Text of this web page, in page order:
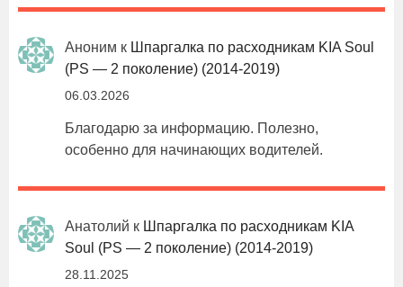
Аноним к Шпаргалка по расходникам KIA Soul
(PS — 2 поколение) (2014-2019)
06.03.2026
Благодарю за информацию. Полезно,
особенно для начинающих водителей.
Анатолий к Шпаргалка по расходникам KIA
Soul (PS — 2 поколение) (2014-2019)
28.11.2025